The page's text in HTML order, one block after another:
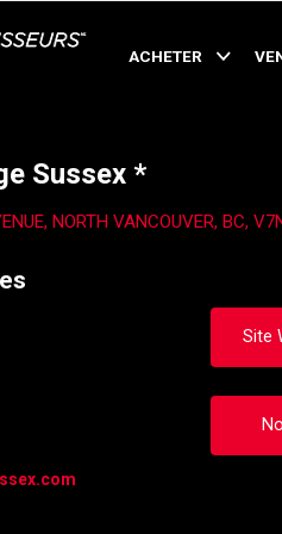
ACHETER
Sussex *
NORTH VANCOUVER, BC,
Site